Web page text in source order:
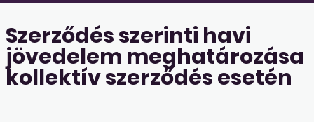
Szerződés szerinti havi
jövedelem meghatározása
kollektív szerződés esetén